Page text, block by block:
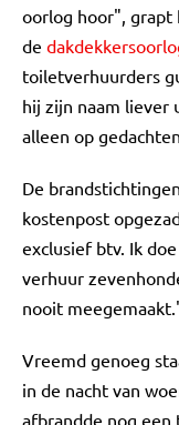
oorlog hoor", grapt
de
toiletverhuurders
hij zijn naam liever
alleen op
De
kostenpost
exclusief btv. Ik
verhuur
nooit
Vreemd genoeg
in de nacht van
afbrandde nog een